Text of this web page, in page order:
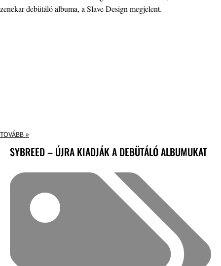
zenekar debütáló albuma, a Slave Design megjelent.
TOVÁBB »
SYBREED – ÚJRA KIADJÁK A DEBÜTÁLÓ ALBUMUKAT